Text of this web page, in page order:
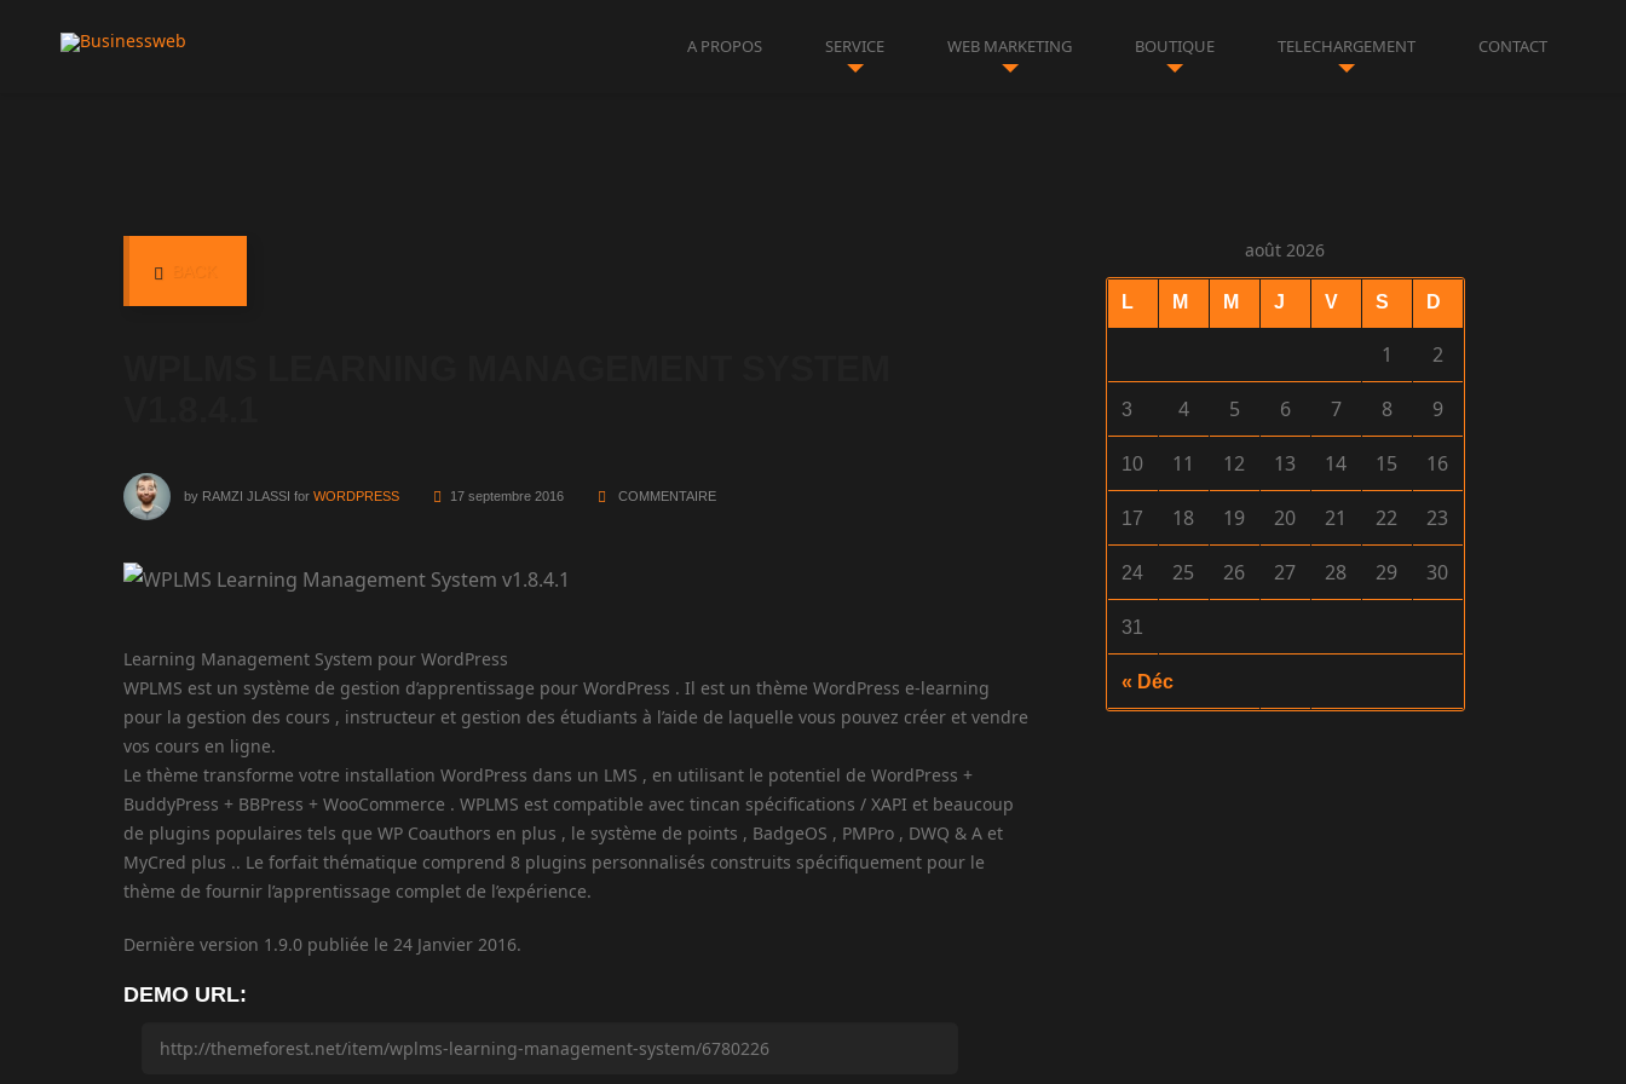
A PROPOS SERVICE WEB MARKETING BOUTIQUE TELECHARGEMENT CONTACT
by RAMZI JLASSI for WORDPRESS 17 septembre 2016 COMMENTAIRE
Learning Management System pour WordPress
WPLMS est un système de gestion d’apprentissage pour WordPress . Il est un thème WordPress e-learning
pour la gestion des cours , instructeur et gestion des étudiants à l’aide de laquelle vous pouvez créer et vendre
vos cours en ligne.
Le thème transforme votre installation WordPress dans un LMS , en utilisant le potentiel de WordPress +
BuddyPress + BBPress + WooCommerce . WPLMS est compatible avec tincan spécifications / XAPI et beaucoup
de plugins populaires tels que WP Coauthors en plus , le système de points , BadgeOS , PMPro , DWQ & A et
MyCred plus .. Le forfait thématique comprend 8 plugins personnalisés construits spécifiquement pour le
thème de fournir l’apprentissage complet de l’expérience.
Dernière version 1.9.0 publiée le 24 Janvier 2016.
DEMO URL:
août 2026
L M M J V S D
« Déc
1 2
3 4 5 6 7 8 9
10 11 12 13 14 15 16
17 18 19 20 21 22 23
24 25 26 27 28 29 30
31